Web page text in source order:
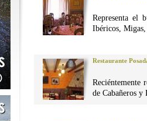
Representa el
Ibéricos, Migas,
Restaurante
Reciéntemente
de Cabañeros y